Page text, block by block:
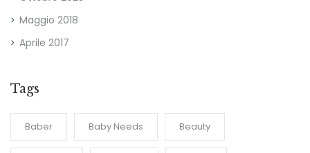
Maggio 2018
Aprile 2017
Tags
Baber Baby Needs Beauty